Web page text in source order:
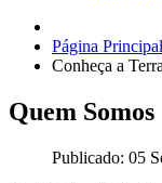
Página Principal
Conheça a
Quem Somos
Publicado: 05